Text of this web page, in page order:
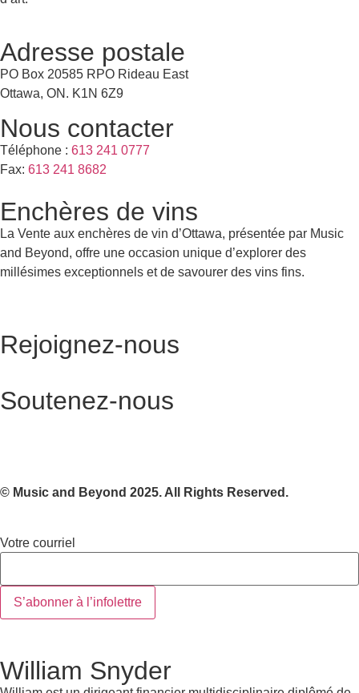
Adresse postale
PO Box 20585 RPO Rideau East
Ottawa, ON. K1N 6Z9
Nous contacter
Téléphone : 613 241 0777
Fax: 613 241 8682
Enchères de vins
La Vente aux enchères de vin d’Ottawa, présentée par Music
and Beyond, offre une occasion unique d’explorer des
millésimes exceptionnels et de savourer des vins fins.
Rejoignez-nous
Soutenez-nous
© Music and Beyond 2025. All Rights Reserved.
courriel
Votre
Votre courriel
S’abonner à l’infolettre
William Snyder